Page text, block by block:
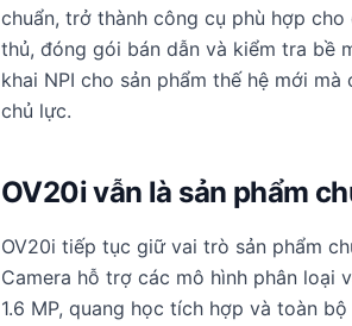
chuẩn, trở thành công cụ phù hợp
thủ, đóng gói bán dẫn và kiểm tra bề
khai NPI cho sản phẩm thế hệ mới
chủ lực.
OV20i vẫn là sản phẩm
OV20i tiếp tục giữ vai trò sản phẩm
Camera hỗ trợ các mô hình phân loại
1.6 MP, quang học tích hợp và toàn